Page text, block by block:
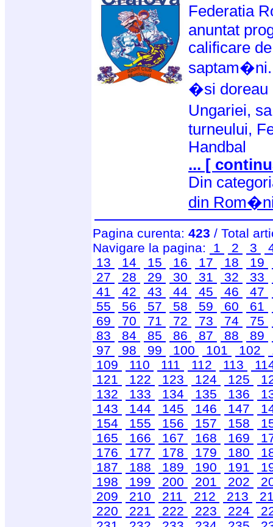
Federatia
anuntat
calificare
saptam�ni.
�si doreau
Ungariei,
turneului,
Handbal
... [
Din
din
Pagina curenta: 423 / Total
Navigare la pagina:
1 2 3
13
14 15 16 17 18 19
27
28 29 30 31 32 33
41
42 43 44 45 46 47
55
56 57 58 59 60 61
69
70 71 72 73 74 75
83
84 85 86 87 88 89
97
98 99 100 101 102
109
110 111 112 113
121
122 123 124 125
132
133 134 135 136
143
144 145 146 147
154
155 156 157 158
165
166 167 168 169
176
177 178 179 180
187
188 189 190 191
198
199 200 201 202
209
210 211 212 213
220
221 222 223 224